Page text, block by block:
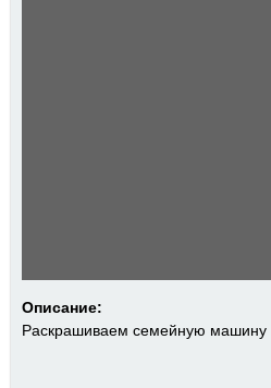
Описание:
Раскрашиваем семейную машину